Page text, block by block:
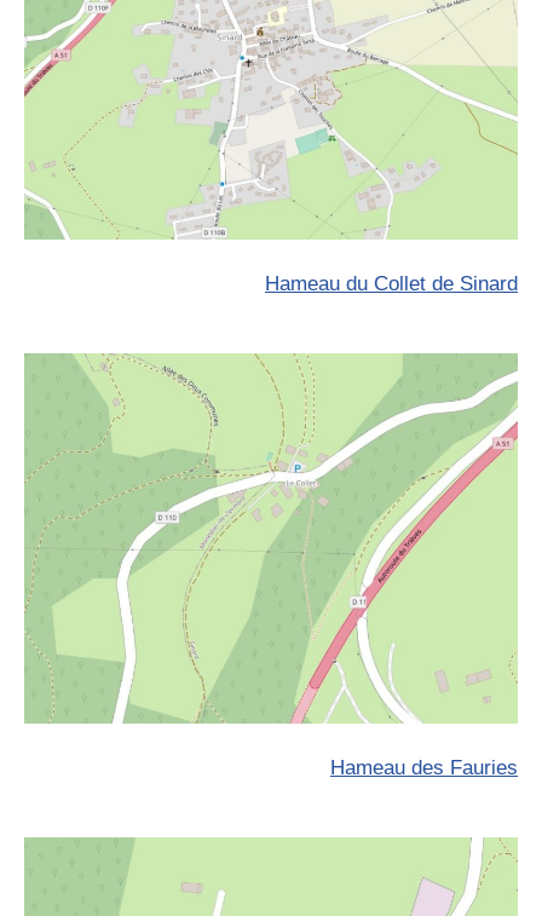
Hameau du Collet de Sinard
Hameau des Fauries